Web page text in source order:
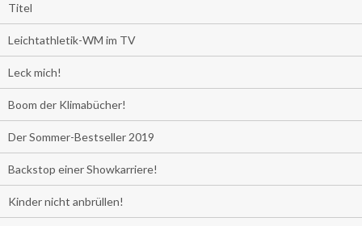
Titel
Leichtathletik-WM im TV
Leck mich!
Boom der Klimabücher!
Der Sommer-Bestseller 2019
Backstop einer Showkarriere!
Kinder nicht anbrüllen!